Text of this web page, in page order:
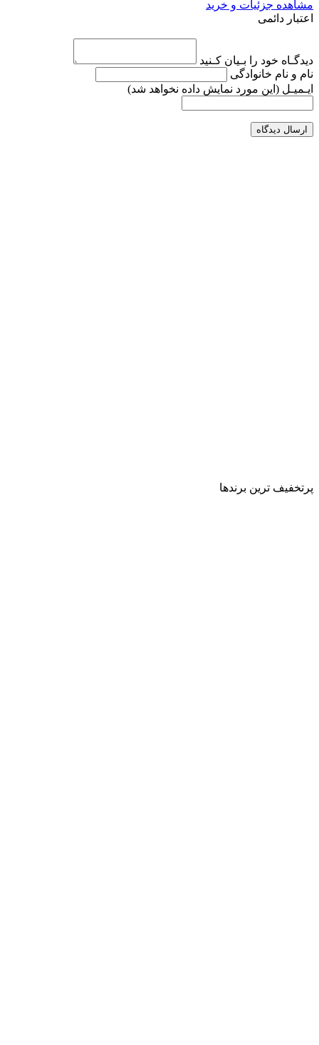
مشاهده جزئیات و خرید
اعتبار دائمی
دیدگـاه خود را بـیان کـنید
نام و نام خانوادگی
ایـمیـل (این مورد نمایش داده نخواهد شد)
ارسال دیدگاه
پرتخفیف ترین برندها